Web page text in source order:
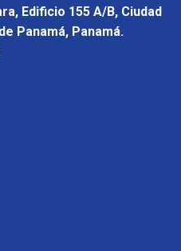
Edificio 155 A/B, Ciudad
Panamá, Panamá.